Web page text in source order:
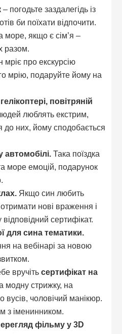
– погодьте заздалегідь із
би поїхати відпочити.
море, якщо є сім’я –
разом.
про екскурсію
мрію, подаруйте йому на
повітряній
люблять екстрим,
до них, йому сподобається
автомобілі. Така поїздка
море емоцій, подарунок
Якщо син любить
нові враження і
сертифікат.
для сина тематики.
на вебінарі за новою
вручітьсертифікат на
модну стрижку, на
чоловічий манікюр.
з іменинником.
фільму у 3D